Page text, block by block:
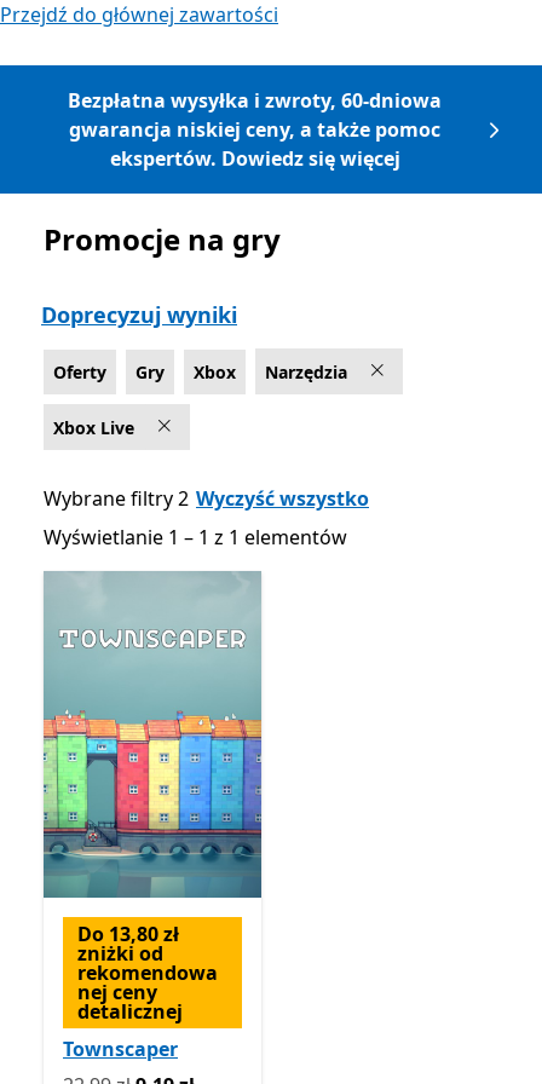
Przejdź do głównej zawartości
Bezpłatna wysyłka i zwroty, 60-dniowa
gwarancja niskiej ceny, a także pomoc
ekspertów. Dowiedz się więcej
Lista Microsoft.com
Promocje na gry
Doprecyzuj wyniki
Oferty Gry Xbox Narzędzia
Xbox Live
Wybrane filtry 2 Wyczyść wszystko
Wyświetlanie 1 – 1 z 1 elementów
Wyświetlanie 1 – 1 z 1 elementów
Do 13,80 zł
zniżki od
rekomendowa
nej ceny
detalicznej
Townscaper